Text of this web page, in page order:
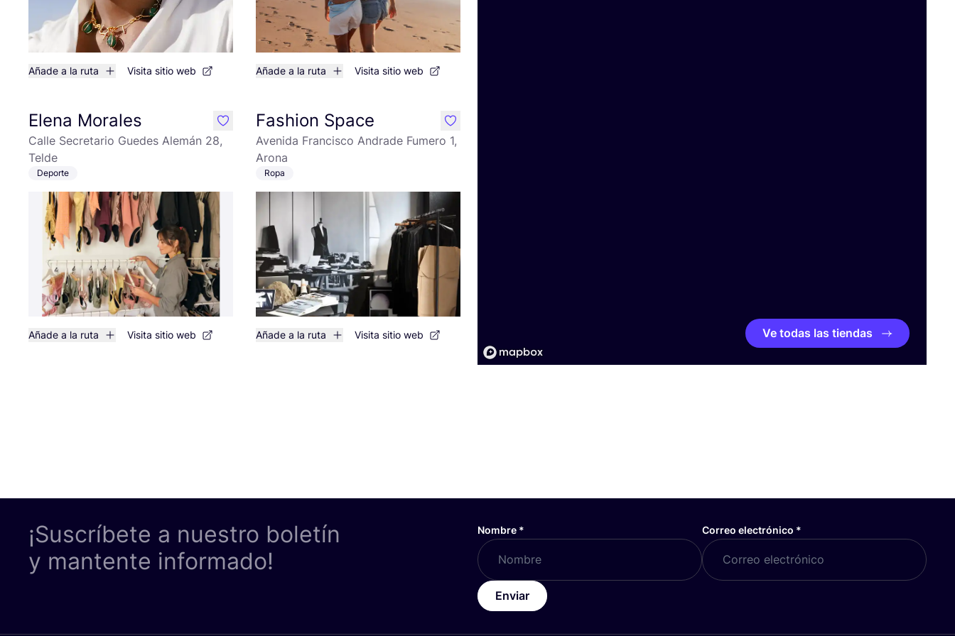
Añade a la ruta Visita sitio web Añade a la ruta Visita sitio web
Elena Morales
Calle Secretario Guedes Alemán 28,
Telde
Deporte
Añade a la ruta Visita sitio web
like Fashion Space
Avenida Francisco Andrade Fumero 1,
Arona
Ropa
Añade a la ruta Visita sitio web
like
Ve todas las tiendas
¡Suscríbete a nuestro boletín
y mantente informado!
Nombre * Correo electrónico *
Enviar